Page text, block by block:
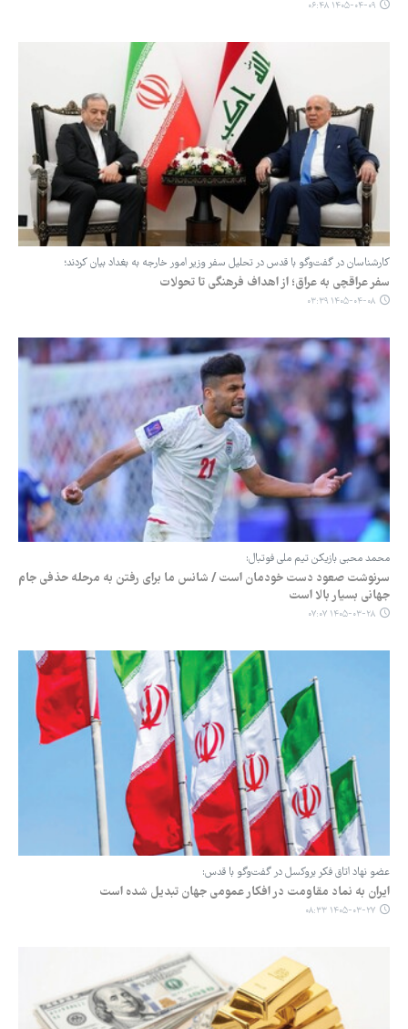
۱۴۰۵-۰۴-۰۹ ۰۶:۴۸
کارشناسان در گفت‌وگو با قدس در تحلیل سفر وزیر امور خارجه به بغداد بیان کردند؛
سفر عراقچی به عراق؛ از اهداف فرهنگی تا تحولات ‌
۱۴۰۵-۰۴-۰۸ ۰۳:۳۹
محمد محبی بازیکن تیم ملی فوتبال:
سرنوشت صعود دست خودمان است / شانس ما برای رفتن به مرحله حذفی جام
جهانی بسیار بالا است
۱۴۰۵-۰۳-۲۸ ۰۷:۰۷
عضو نهاد اتاق فکر بروکسل در گفت‌وگو با قدس:
ایران به نماد مقاومت در افکار عمومی جهان تبدیل شده است
۱۴۰۵-۰۳-۲۷ ۰۸:۳۳